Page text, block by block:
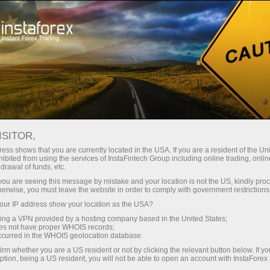
Con InstaForex obtiene acceso a
competitivas: apalancamiento de
hasta 1:5000, unos de los mejores
spreads y comisiones del
mercado, así como condiciones
atractivas para operar con
acciones e índices.
Spreads mínimos
Bono del 30%
en cada depósito
Velocidad
en el trading y en la pista
shows that you are currently located in the USA. If you are a resident of the
from using the services of InstaFintech Group including online trading,
of funds, etc.
are seeing this message by mistake and your location is not the US, kindly
you must leave the website in order to comply with government
IP address show your location as the USA?
a VPN provided by a hosting company based in the United States;
not have proper WHOIS records;
in the WHOIS geolocation database.
whether you are a US resident or not by clicking the relevant button below. If
being a US resident, you will not be able to open an account with InstaForex